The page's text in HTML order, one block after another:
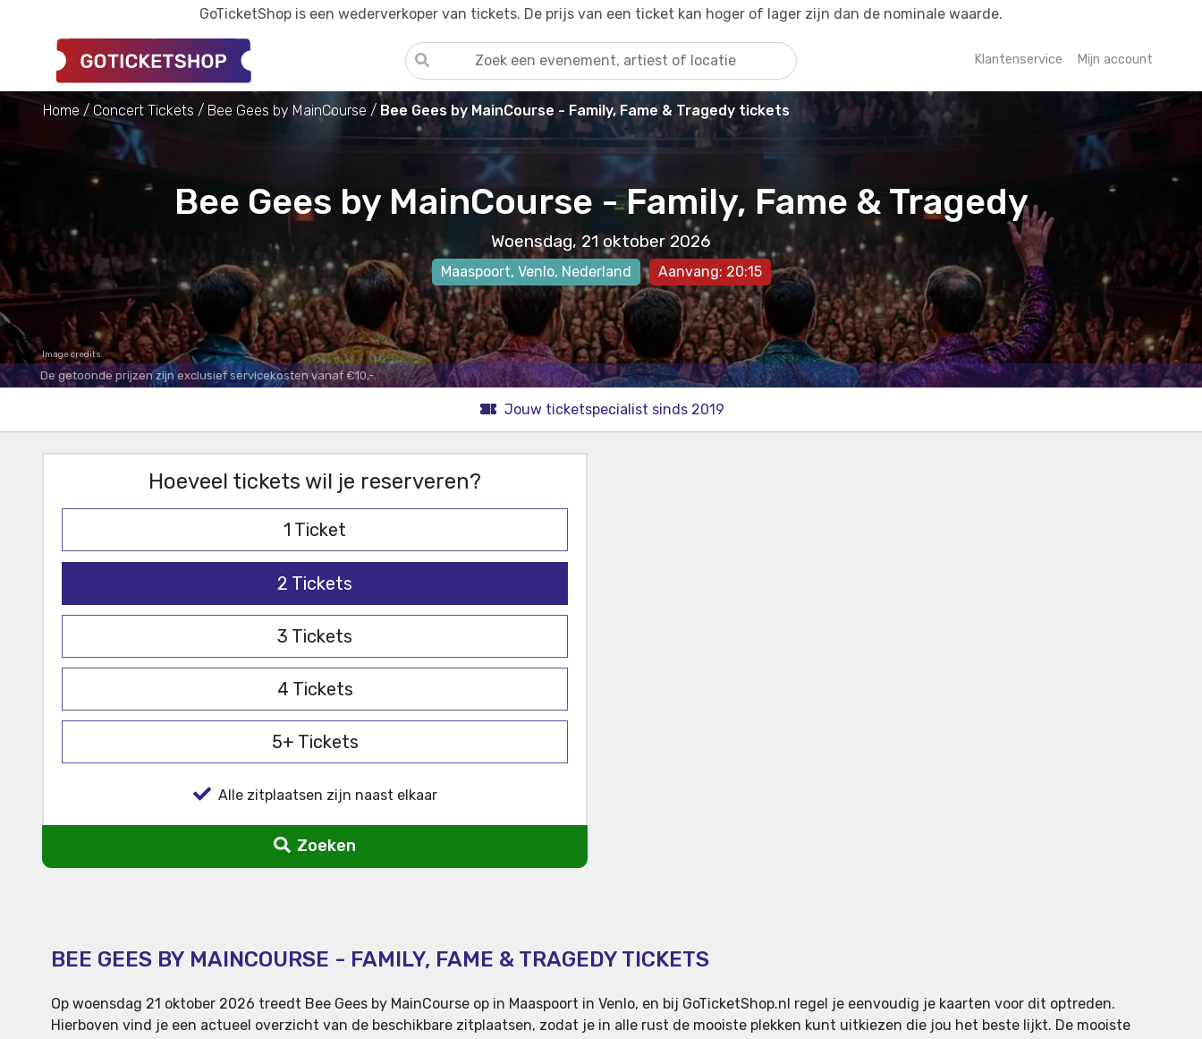
GoTicketShop is een wederverkoper van tickets. De prijs van een ticket kan hoger of lager zijn dan de nominale waarde.
Klantenservice Mijn account
Home Concert Tickets Bee Gees by MainCourse Bee Gees by MainCourse - Family, Fame & Tragedy tickets
Bee Gees by MainCourse - Family, Fame & Tragedy
Woensdag, 21 oktober 2026
Maaspoort, Venlo, Nederland Aanvang: 20:15
Image credits
De getoonde prijzen zijn exclusief servicekosten vanaf €10,-.
Jouw ticketspecialist sinds 2019
Hoeveel tickets wil je reserveren?
1 Ticket
2 Tickets
3 Tickets
4 Tickets
5+ Tickets
Alle zitplaatsen zijn naast elkaar
Zoeken
BEE GEES BY MAINCOURSE - FAMILY, FAME & TRAGEDY TICKETS
Op woensdag 21 oktober 2026 treedt Bee Gees by MainCourse op in Maaspoort in Venlo, en bij GoTicketShop.nl regel je eenvoudig je kaarten voor dit optreden.
Hierboven vind je een actueel overzicht van de beschikbare zitplaatsen, zodat je in alle rust de mooiste plekken kunt uitkiezen die jou het beste lijkt. De mooiste